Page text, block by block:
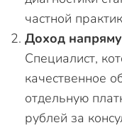
частной
Доход
Специалист,
качественное
отдельную
рублей за